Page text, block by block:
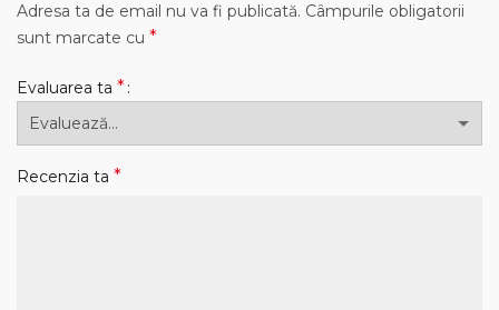
Adresa ta de email nu va fi publicată. Câmpurile obligatorii
sunt marcate cu *
Evaluarea ta *
Recenzia ta *